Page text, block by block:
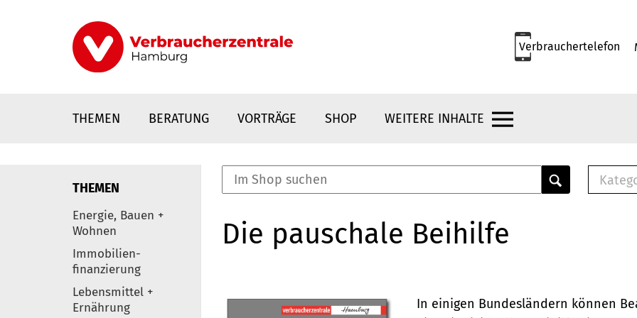
Verbrauchertelefon
THEMEN BERATUNG VORTRÄGE SHOP WEITERE INHALTE
Elemente
THEMEN
Energie, Bauen +
Wohnen
Immobilien-
finanzierung
Lebensmittel +
Ernährung
Die pauschale Beihilfe
In einigen Bundesländern können